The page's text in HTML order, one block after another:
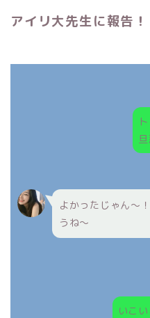
アイリ大先生に報告！
よかったじゃん～
うね～
いこい